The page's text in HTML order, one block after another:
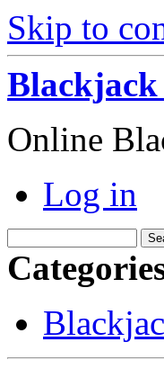
Skip to
Blackjack
Online
Log in